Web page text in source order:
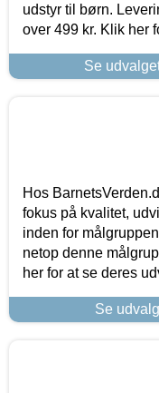
udstyr til børn.
over 499 kr. Klik her
Se
Hos
fokus på kvalitet,
inden for
netop denne
her for at se deres
Se